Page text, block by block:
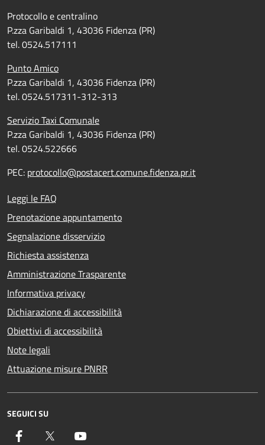
Protocollo e centralino
P.zza Garibaldi 1, 43036 Fidenza (PR)
tel. 0524.517111
Punto Amico
P.zza Garibaldi 1, 43036 Fidenza (PR)
tel. 0524.517311-312-313
Servizio Taxi Comunale
P.zza Garibaldi 1, 43036 Fidenza (PR)
tel. 0524.522666
PEC: protocollo@postacert.comune.fidenza.pr.it
Leggi le FAQ
Prenotazione appuntamento
Segnalazione disservizio
Richiesta assistenza
Amministrazione Trasparente
Informativa privacy
Dichiarazione di accessibilità
Obiettivi di accessibilità
Note legali
Attuazione misure PNRR
SEGUICI SU
Facebook Twitter